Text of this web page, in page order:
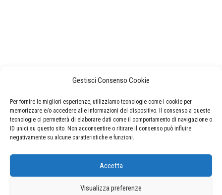
Gestisci Consenso Cookie
Per fornire le migliori esperienze, utilizziamo tecnologie come i cookie per
memorizzare e/o accedere alle informazioni del dispositivo. Il consenso a queste
tecnologie ci permetterà di elaborare dati come il comportamento di navigazione o
ID unici su questo sito. Non acconsentire o ritirare il consenso può influire
negativamente su alcune caratteristiche e funzioni.
Accetta
Visualizza preferenze
CERCA NEL SITO